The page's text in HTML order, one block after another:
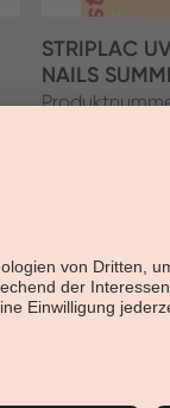
STRIPLAC
NAILS